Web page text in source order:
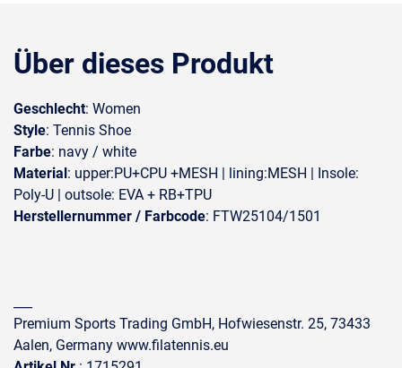
Über dieses Produkt
Geschlecht: Women
Style: Tennis Shoe
Farbe: navy / white
Material: upper:PU+CPU +MESH | lining:MESH | Insole:
Poly-U | outsole: EVA + RB+TPU
Herstellernummer / Farbcode: FTW25104/1501
Premium Sports Trading GmbH, Hofwiesenstr. 25, 73433
Aalen, Germany www.filatennis.eu